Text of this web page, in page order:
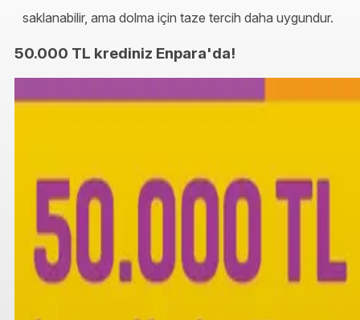
saklanabilir, ama dolma için taze tercih daha uygundur.
50.000 TL krediniz Enpara'da!